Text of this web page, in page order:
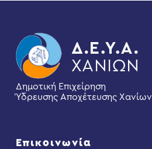
Δημοτική Επιχείρηση
Ύδρευσης Αποχέτευσης Χανίων
Επικοινωνία